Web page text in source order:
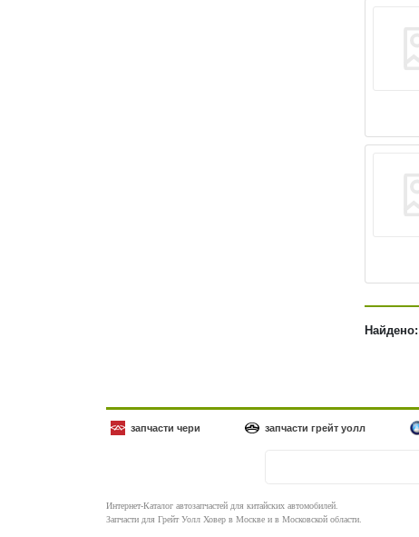
запчасти чери запчасти грейт уолл
Интернет-Каталог автозапчастей для китайских автомобилей.
Запчасти для Грейт Уолл Ховер в Москве и в Московской области.